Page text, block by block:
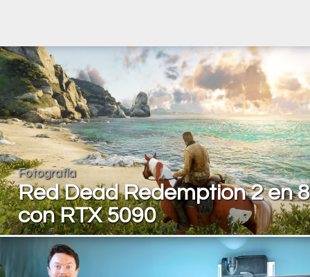
Fotografía
Red Dead Redemption 2 en
con RTX 5090